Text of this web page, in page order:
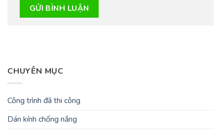
CHUYÊN MỤC
Công trình đã thi công
Dán kính chống nắng